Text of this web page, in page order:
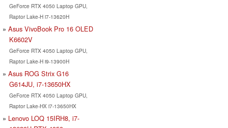
GeForce RTX 4050 Laptop GPU,
Raptor Lake-H i7-13620H
Asus VivoBook Pro 16 OLED
K6602V
GeForce RTX 4050 Laptop GPU,
Raptor Lake-H i9-13900H
Asus ROG Strix G16
G614JU, i7-13650HX
GeForce RTX 4050 Laptop GPU,
Raptor Lake-HX i7-13650HX
Lenovo LOQ 15IRH8, i7-